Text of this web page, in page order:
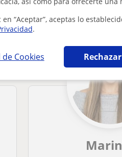
“Aceptar”, aceptas lo
.
de Cookies Rechazar
General que